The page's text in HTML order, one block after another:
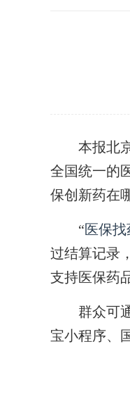
本报北京7
全国统一的
保创新药在
“医保找
过结算记录
支持医保药
群众可通
宝小程序、